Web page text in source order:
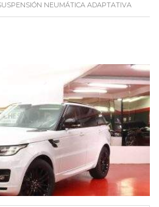
NEUMÁTICA ADAPTATIVA